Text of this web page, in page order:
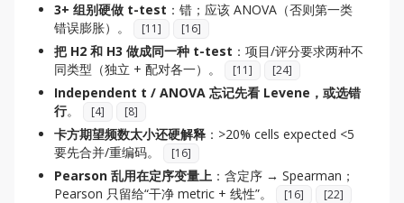
3+ 组别硬做 t-test ：错；应该 ANOVA（否则第一类
错误膨胀）。
[11] [16]
把 H2 和 H3 做成同一种 t-test ：项目/评分要求两种不
同类型（独立 + 配对各一）。
[11] [24]
Independent t / ANOVA 忘记先看 Levene，或选错
行。 [4] [8]
卡方期望频数太小还硬解释 ：>20% cells expected <5
要先合并/重编码。
[16]
Pearson 乱用在定序变量上 ：含定序 → Spearman；
Pearson 只留给“干净 metric + 线性”。
[16] [22]